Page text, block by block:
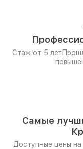
Стаж от 5 лет
Самые
Доступные цены